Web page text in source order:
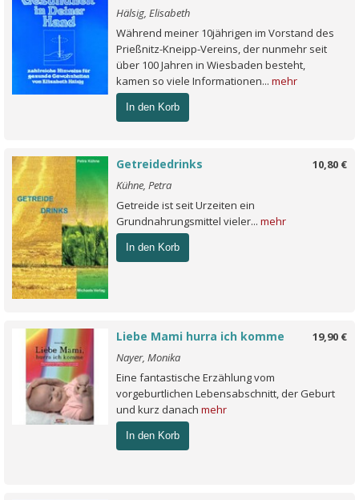
Hälsig, Elisabeth
Während meiner 10jährigen im Vorstand des
Prießnitz-Kneipp-Vereins, der nunmehr seit
über 100 Jahren in Wiesbaden besteht,
kamen so viele Informationen... mehr
In den Korb
10,80 €
Getreidedrinks
Kühne, Petra
Getreide ist seit Urzeiten ein
Grundnahrungsmittel vieler... mehr
In den Korb
19,90 €
Liebe Mami hurra ich komme
Nayer, Monika
Eine fantastische Erzählung vom
vorgeburtlichen Lebensabschnitt, der Geburt
und kurz danach mehr
In den Korb